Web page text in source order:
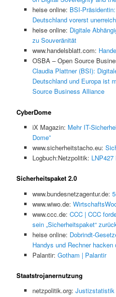
heise online: BSI-
Deutschland vorerst
heise online: Digitale
zu Souveränität
www.handelsblatt.com:
OSBA – Open Source
Claudia Plattner (BSI):
Deutschland und Europa ist
Source Business Alliance
CyberDome
iX Magazin: Mehr IT-
Dome”
www.sicherheitstacho.eu:
Logbuch:Netzpolitik:
Sicherheitspaket 2.0
www.bundesnetzagentur.de:
www.wiwo.de:
www.ccc.de: CCC | CCC
sein „Sicherheitspaket“
heise online: Dobrindt-
Handys und Rechner hacken
Palantir: Gotham | Palantir
Staatstrojanernutzung
netzpolitik.org: Justizstatistik